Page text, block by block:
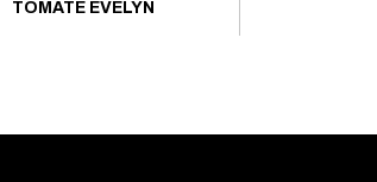
TOMATE EVELYN